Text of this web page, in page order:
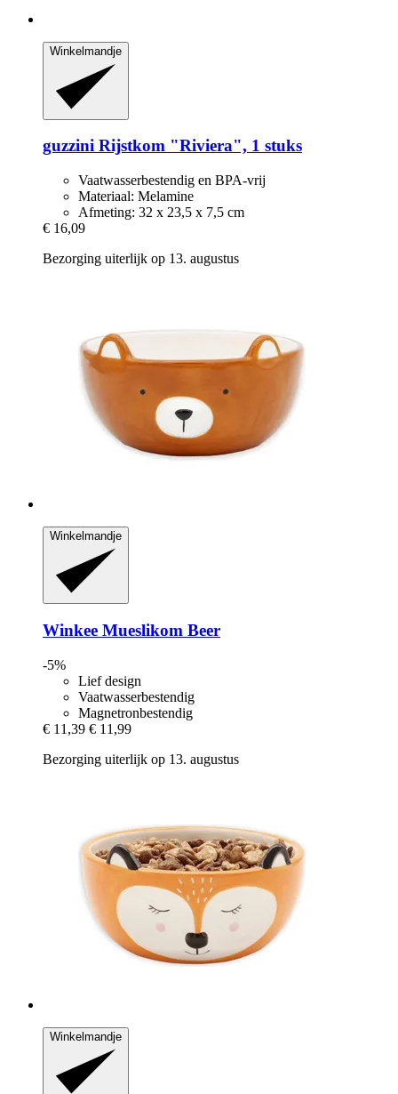
Winkelmandje
guzzini Rijstkom "Riviera", 1 stuks
Vaatwasserbestendig en BPA-vrij
Materiaal: Melamine
Afmeting: 32 x 23,5 x 7,5 cm
€ 16,09
Bezorging uiterlijk op 13. augustus
Winkelmandje
Winkee Mueslikom Beer
-5%
Lief design
Vaatwasserbestendig
Magnetronbestendig
€ 11,39 € 11,99
Bezorging uiterlijk op 13. augustus
Winkelmandje